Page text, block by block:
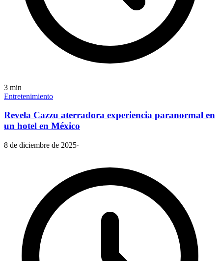
3 min
Entretenimiento
Revela Cazzu aterradora experiencia paranormal en
un hotel en México
8 de diciembre de 2025·